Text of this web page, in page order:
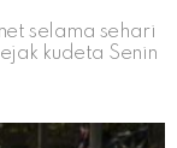
selama sehari
kudeta Senin